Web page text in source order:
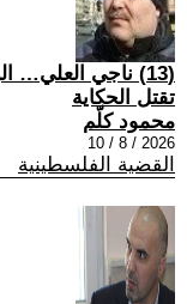
(13) ناجي العلي…
تقتل الحكاية
محمود كلّم
2026 / 8 / 10
القضية الفلسطينية